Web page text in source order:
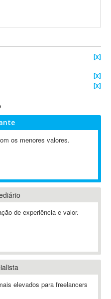
[x]
[x]
[x]
os menores valores.
de experiência e valor.
elevados para freelancers